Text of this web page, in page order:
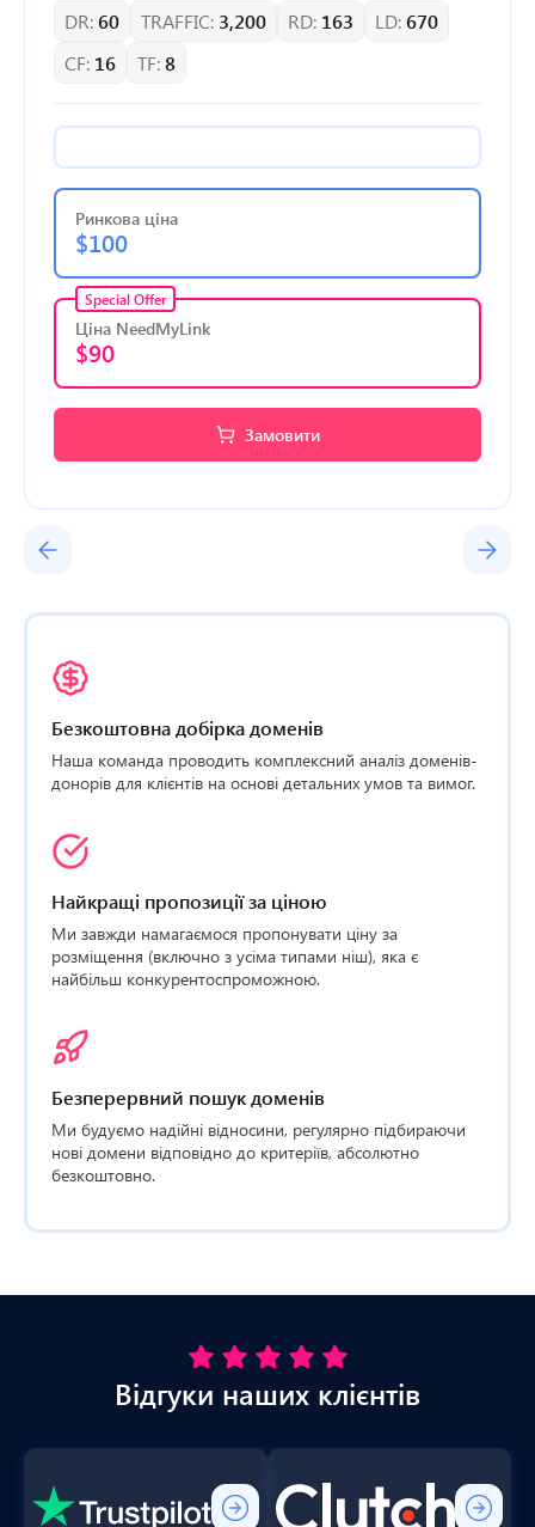
DR:60 TRAFFIC: 3,200 RD: 163 LD:670
CF: 16 TF:8
Ринкова ціна
$100
Special Offer
Ціна NeedMyLink
$90
Замовити
Безкоштовна добірка доменів
Наша команда проводить комплексний аналіз доменів-
донорів для клієнтів на основі детальних умов та вимог.
Найкращі пропозиції за ціною
Ми завжди намагаємося пропонувати ціну за
розміщення (включно з усіма типами ніш), яка є
найбільш конкурентоспроможною.
Безперервний пошук доменів
Ми будуємо надійні відносини, регулярно підбираючи
нові домени відповідно до критеріїв, абсолютно
безкоштовно.
Відгуки наших клієнтів